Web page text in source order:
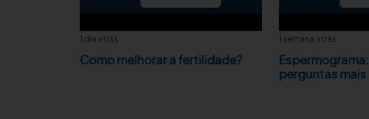
1 dia atrás
Como melhorar a fertilidade?
1 semana atrás
perguntas